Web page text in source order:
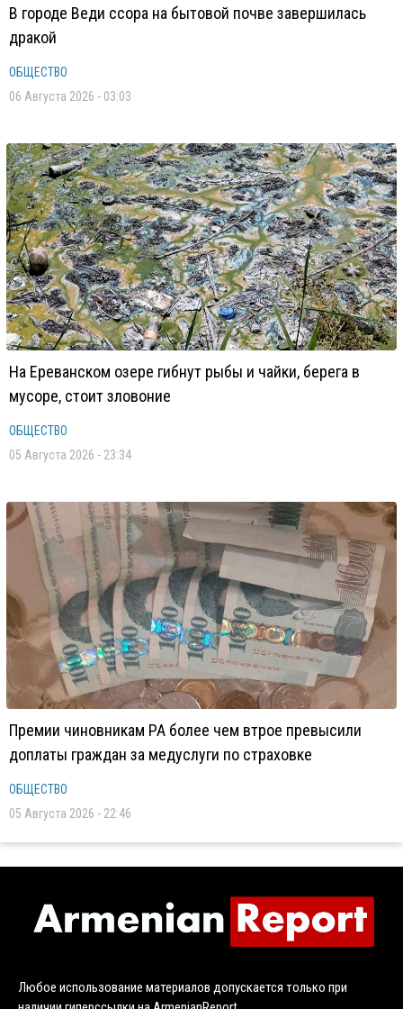
В городе Веди ссора на бытовой почве завершилась
дракой
ОБЩЕСТВО
06 Августа 2026 - 03:03
На Ереванском озере гибнут рыбы и чайки, берега в
мусоре, стоит зловоние
ОБЩЕСТВО
05 Августа 2026 - 23:34
Премии чиновникам РА более чем втрое превысили
доплаты граждан за медуслуги по страховке
ОБЩЕСТВО
05 Августа 2026 - 22:46
Любое использование материалов допускается только при